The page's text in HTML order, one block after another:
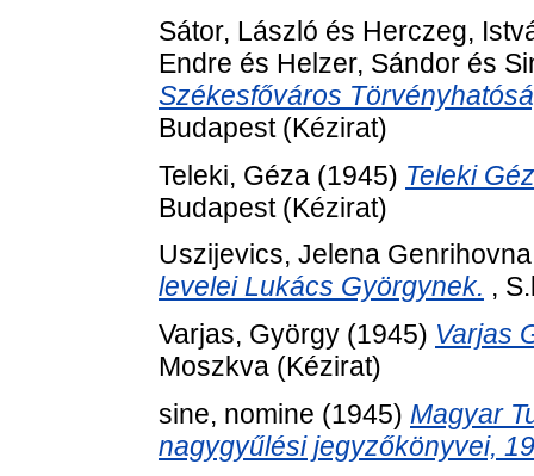
Sátor, László és Herczeg,
Endre és Helzer, Sándor és
Székesfőváros
Budapest (Kézirat)
Teleki, Géza (1945) Teleki
Budapest (Kézirat)
Uszijevics, Jelena Genrihovna
levelei Lukács Györgynek. ,
Varjas, György (1945) Varjas
Moszkva (Kézirat)
sine, nomine (1945) Magyar
nagygyűlési jegyzőkönyvei,